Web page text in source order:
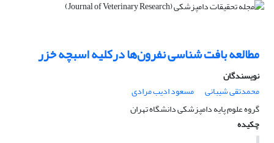
مطالعه بافت شناسی نفرون‌ها درکلیه اسبچه خزر
نویسندگان
محمدتقی شیبانی
مسعود ادیب مرادی
گروه علوم پایه دامپزشکی دانشگاه تهران
چکیده